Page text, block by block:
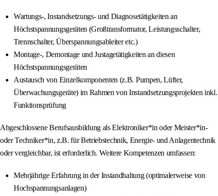
Wartungs-, Instandsetzungs- und Diagnosetätigkeiten an
Höchstspannungsgeräten (Großtransformator, Leistungsschalter,
Trennschalter, Überspannungsableiter etc.)
Montage-, Demontage und Justagetätigkeiten an diesen
Höchstspannungsgeräten
Austausch von Einzelkomponenten (z.B. Pumpen, Lüfter,
Überwachungsgeräte) im Rahmen von Instandsetzungsprojekten inkl.
Funktionsprüfung
Abgeschlossene Berufsausbildung als Elektroniker*in oder Meister*in-
oder Techniker*in, z.B. für Betriebstechnik, Energie- und Anlagentechnik
oder vergleichbar, ist erforderlich. Weitere Kompetenzen umfassen:
Mehrjährige Erfahrung in der Instandhaltung (optimalerweise von
Hochspannungsanlagen)